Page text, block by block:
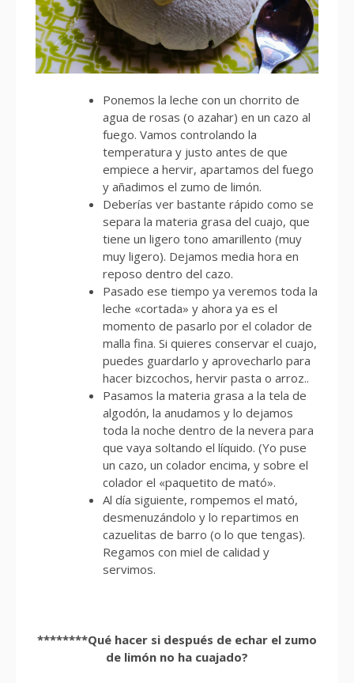
Ponemos la leche con un chorrito de
agua de rosas (o azahar) en un cazo al
fuego. Vamos controlando la
temperatura y justo antes de que
empiece a hervir, apartamos del fuego
y añadimos el zumo de limón.
Deberías ver bastante rápido como se
separa la materia grasa del cuajo, que
tiene un ligero tono amarillento (muy
muy ligero). Dejamos media hora en
reposo dentro del cazo.
Pasado ese tiempo ya veremos toda la
leche «cortada» y ahora ya es el
momento de pasarlo por el colador de
malla fina. Si quieres conservar el cuajo,
puedes guardarlo y aprovecharlo para
hacer bizcochos, hervir pasta o arroz..
Pasamos la materia grasa a la tela de
algodón, la anudamos y lo dejamos
toda la noche dentro de la nevera para
que vaya soltando el líquido. (Yo puse
un cazo, un colador encima, y sobre el
colador el «paquetito de mató».
Al día siguiente, rompemos el mató,
desmenuzándolo y lo repartimos en
cazuelitas de barro (o lo que tengas).
Regamos con miel de calidad y
servimos.
********Qué hacer si después de echar el zumo
de limón no ha cuajado?